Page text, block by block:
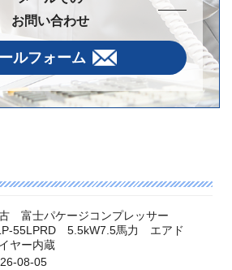
お問い合わせ
ルフォーム
富士パケージコンプレッサー
55LPRD 5.5kW7.5馬力 エアド
ヤー内蔵
08-05